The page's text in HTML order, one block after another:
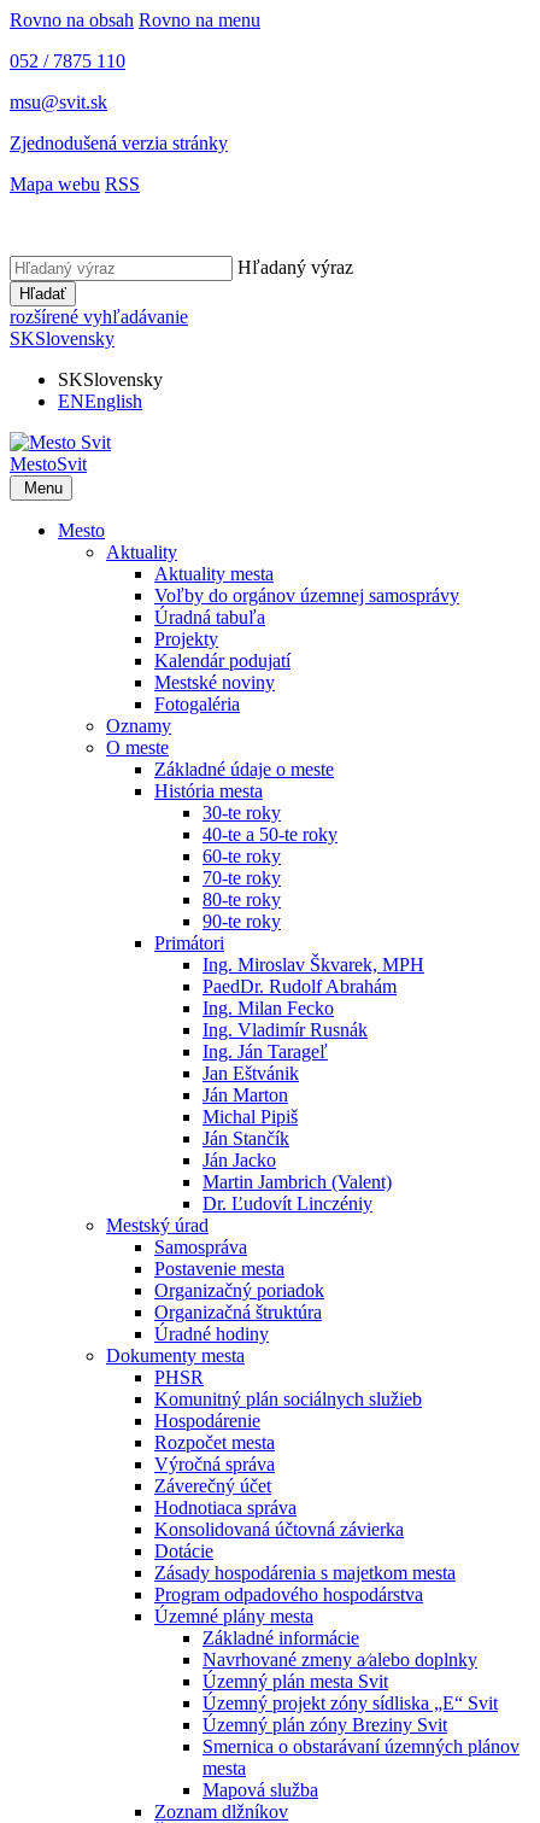
Rovno na obsah Rovno na menu
052 / 7875 110
msu@svit.sk
Zjednodušená verzia stránky
Mapa webu RSS
Hľadaný výraz
Hľadať
rozšírené vyhľadávanie
SKSlovensky
SKSlovensky
ENEnglish
MestoSvit
Menu
Mesto
Aktuality
Aktuality mesta
Voľby do orgánov územnej samosprávy
Úradná tabuľa
Projekty
Kalendár podujatí
Mestské noviny
Fotogaléria
Oznamy
O meste
Základné údaje o meste
História mesta
30-te roky
40-te a 50-te roky
60-te roky
70-te roky
80-te roky
90-te roky
Primátori
Ing. Miroslav Škvarek, MPH
PaedDr. Rudolf Abrahám
Ing. Milan Fecko
Ing. Vladimír Rusnák
Ing. Ján Tarageľ
Jan Eštvánik
Ján Marton
Michal Pipiš
Ján Stančík
Ján Jacko
Martin Jambrich (Valent)
Dr. Ľudovít Linczéniy
Mestský úrad
Samospráva
Postavenie mesta
Organizačný poriadok
Organizačná štruktúra
Úradné hodiny
Dokumenty mesta
PHSR
Komunitný plán sociálnych služieb
Hospodárenie
Rozpočet mesta
Výročná správa
Záverečný účet
Hodnotiaca správa
Konsolidovaná účtovná závierka
Dotácie
Zásady hospodárenia s majetkom mesta
Program odpadového hospodárstva
Územné plány mesta
Základné informácie
Navrhované zmeny a⁄alebo doplnky
Územný plán mesta Svit
Územný projekt zóny sídliska „E“ Svit
Územný plán zóny Breziny Svit
Smernica o obstarávaní územných plánov
mesta
Mapová služba
Zoznam dlžníkov